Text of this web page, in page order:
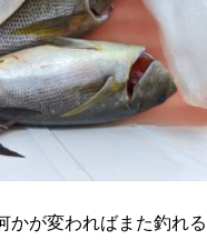
かが変わればまた釣れる